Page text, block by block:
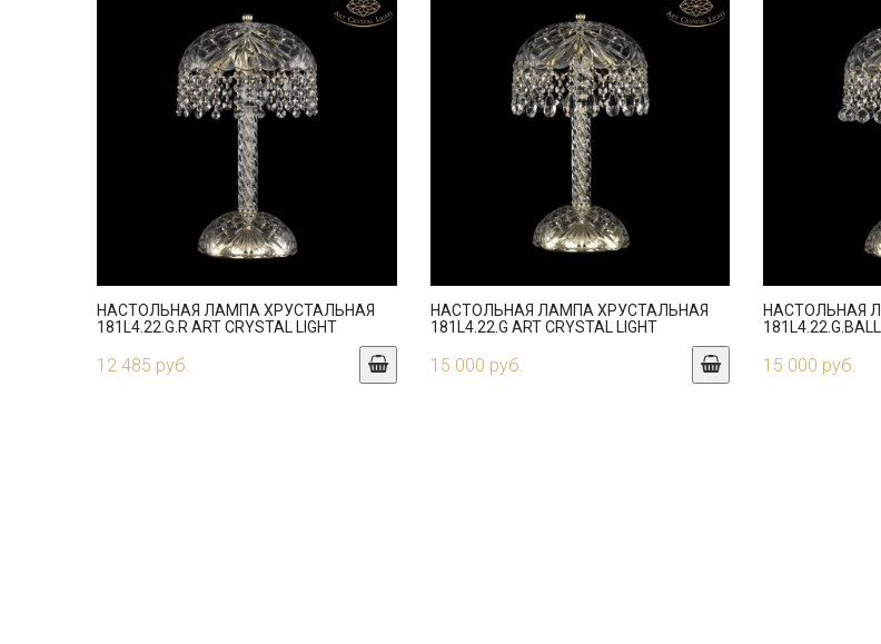
НАСТОЛЬНАЯ ЛАМПА ХРУСТАЛЬНАЯ
181L4.22.G.R ART CRYSTAL LIGHT
12 485 руб.
НАСТОЛЬНАЯ ЛАМПА ХРУСТАЛЬНАЯ
181L4.22.G ART CRYSTAL LIGHT
15 000 руб.
НАСТОЛЬНАЯ
15 000 руб.